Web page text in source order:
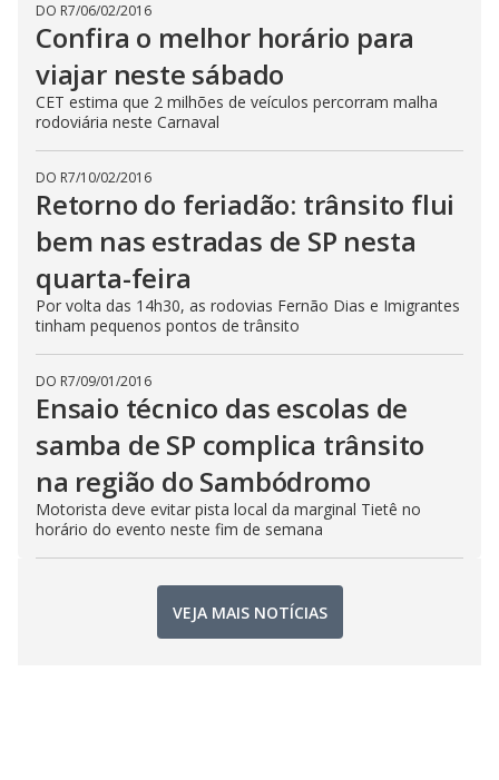
DO R7/06/02/2016
Confira o melhor horário para
viajar neste sábado
CET estima que 2 milhões de veículos percorram malha
rodoviária neste Carnaval
DO R7/10/02/2016
Retorno do feriadão: trânsito flui
bem nas estradas de SP nesta
quarta-feira
Por volta das 14h30, as rodovias Fernão Dias e Imigrantes
tinham pequenos pontos de trânsito
DO R7/09/01/2016
Ensaio técnico das escolas de
samba de SP complica trânsito
na região do Sambódromo
Motorista deve evitar pista local da marginal Tietê no
horário do evento neste fim de semana
VEJA MAIS NOTÍCIAS